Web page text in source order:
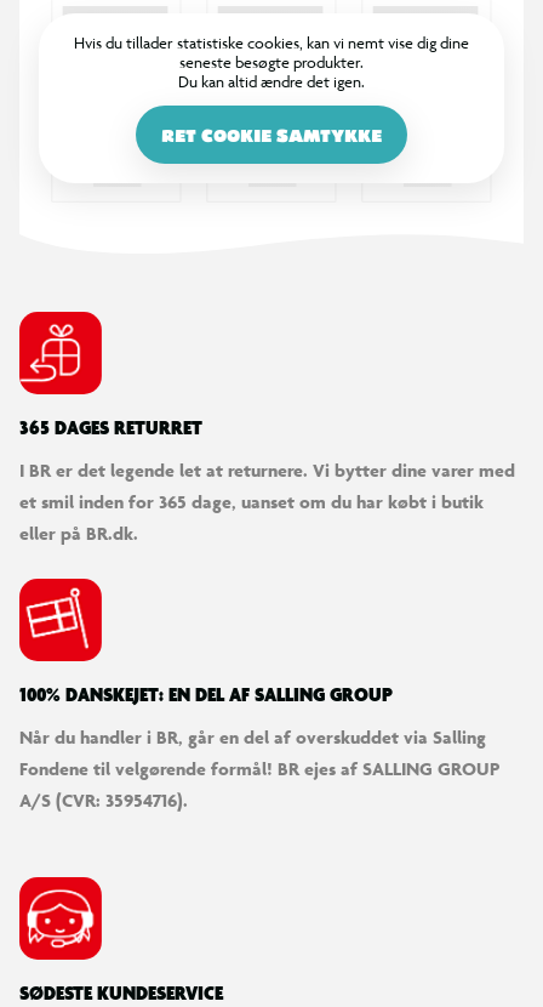
Hvis du tillader statistiske cookies, kan vi nemt vise dig dine
seneste besøgte produkter.
Du kan altid ændre det igen.
RET COOKIE SAMTYKKE
365 DAGES RETURRET
I BR er det legende let at returnere. Vi bytter dine varer med
et smil inden for 365 dage, uanset om du har købt i butik
eller på BR.dk.
100% DANSKEJET: EN DEL AF SALLING GROUP
Når du handler i BR, går en del af overskuddet via Salling
Fondene til velgørende formål! BR ejes af SALLING GROUP
A/S (CVR: 35954716).
SØDESTE KUNDESERVICE